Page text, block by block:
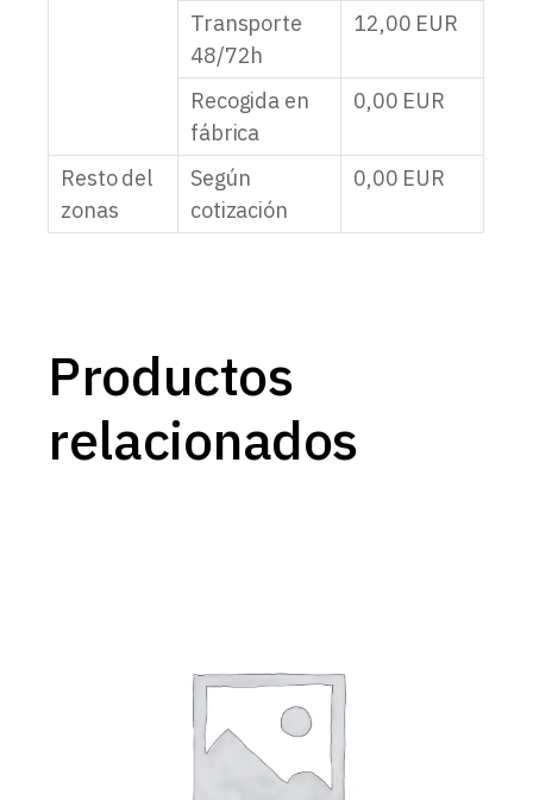
Transporte
48/72h
12,00 EUR
Recogida en
fábrica
0,00 EUR
Resto del
zonas
Según
cotización
0,00 EUR
Productos
relacionados